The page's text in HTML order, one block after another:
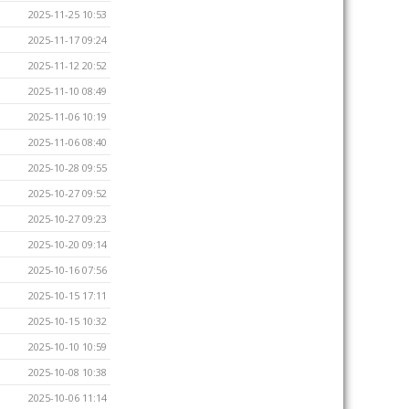
2025-11-25 10:53
2025-11-17 09:24
2025-11-12 20:52
2025-11-10 08:49
2025-11-06 10:19
2025-11-06 08:40
2025-10-28 09:55
2025-10-27 09:52
2025-10-27 09:23
2025-10-20 09:14
2025-10-16 07:56
2025-10-15 17:11
2025-10-15 10:32
2025-10-10 10:59
2025-10-08 10:38
2025-10-06 11:14